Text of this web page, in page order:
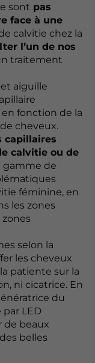
sont pas
face à une
calvitie chez la
l’un de nos
traitement
aiguille
fonction de la
cheveux.
capillaires
calvitie ou de
gamme de
féminine, en
les zones
selon la
les cheveux
patiente sur la
ni cicatrice. En
du
par LED
de beaux
belles